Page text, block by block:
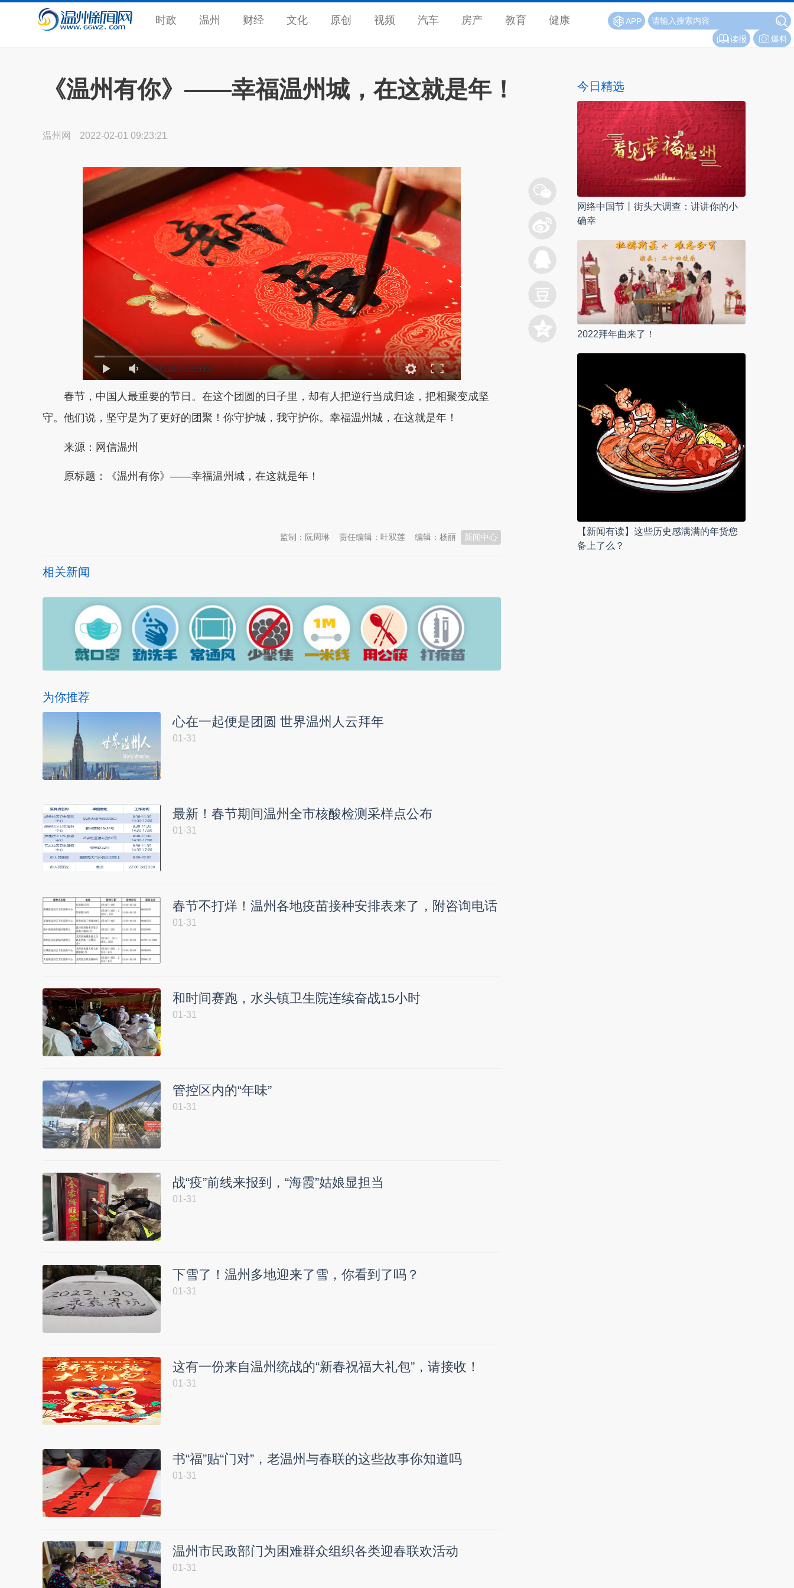
时政 温州 财经 文化 原创 视频 汽车 房产 教育 健康
APP
爆料
读报
《温州有你》——幸福温州城，在这就是年！
温州网 2022-02-01 09:23:21
0:00/03:03
春节，中国人最重要的节日。 在这个团圆的日子里， 却有人把逆行当成归途，把相聚变成坚
守。 他们说，坚守是为了更好的团聚！ 你守护城，我守护你。 幸福温州城，在这就是年！
来源：网信温州
原标题： 《温州有你》——幸福温州城，在这就是年！
新闻中心
编辑：杨丽
责任编辑：叶双莲
监制：阮周琳
相关新闻
为你推荐
心在一起便是团圆 世界温州人云拜年
01-31
最新！春节期间温州全市核酸检测采样点公布
01-31
春节不打烊！温州各地疫苗接种安排表来了，附咨询电话
01-31
和时间赛跑，水头镇卫生院连续奋战15小时
01-31
管控区内的“年味”
01-31
战“疫”前线来报到，“海霞”姑娘显担当
01-31
下雪了！温州多地迎来了雪，你看到了吗？
01-31
这有一份来自温州统战的“新春祝福大礼包”，请接收！
01-31
书“福”贴“门对”，老温州与春联的这些故事你知道吗
01-31
温州市民政部门为困难群众组织各类迎春联欢活动
01-31
今日精选
网络中国节丨街头大调查：讲讲你的小
确幸
2022拜年曲来了！
【新闻有读】这些历史感满满的年货您
备上了么？